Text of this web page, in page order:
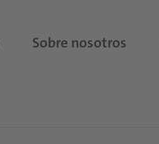
Sobre nosotros